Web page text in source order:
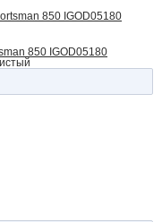
850 IGOD05180